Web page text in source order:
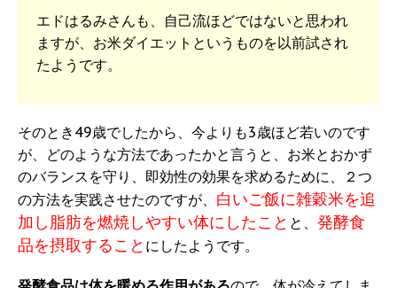
エドはるみさんも、自己流ほどではないと思われ
ますが、お米ダイエットというものを以前試され
たようです。
そのとき49歳でしたから、今よりも3歳ほど若いのです
が、どのような方法であったかと言うと、お米とおかず
のバランスを守り、即効性の効果を求めるために、２つ
の方法を実践させたのですが、 白いご飯に雑穀米を追
加し脂肪を燃焼しやすい体にしたこと と、 発酵食
品を摂取すること にしたようです。